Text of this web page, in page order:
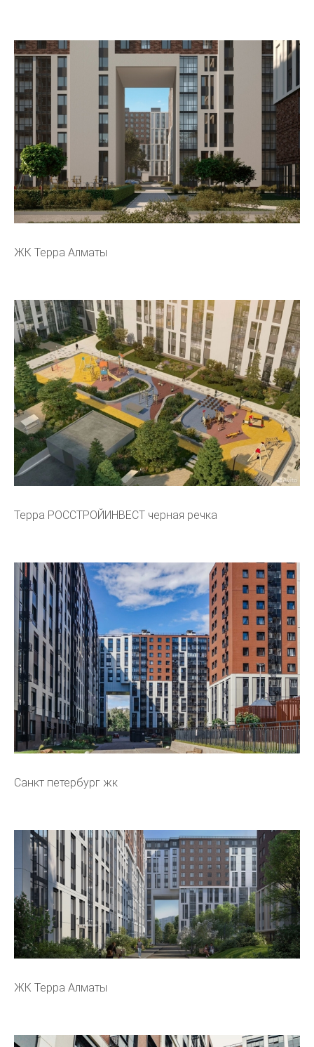
ЖК Терра Алматы
Терра РОССТРОЙИНВЕСТ черная речка
Санкт петербург жк
ЖК Терра Алматы